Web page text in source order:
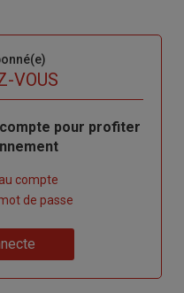
VOUS
pour profiter
compte
de passe